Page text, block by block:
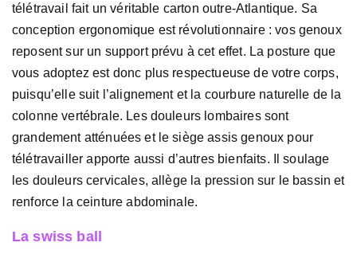
télétravail fait un véritable carton outre-Atlantique. Sa
conception ergonomique est révolutionnaire : vos genoux
reposent sur un support prévu à cet effet. La posture que
vous adoptez est donc plus respectueuse de votre corps,
puisqu’elle suit l’alignement et la courbure naturelle de la
colonne vertébrale. Les douleurs lombaires sont
grandement atténuées et le siège assis genoux pour
télétravailler apporte aussi d’autres bienfaits. Il soulage
les douleurs cervicales, allège la pression sur le bassin et
renforce la ceinture abdominale.
La swiss ball